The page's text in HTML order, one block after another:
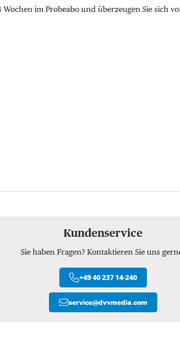
Wochen im Probeabo und überzeugen Sie sich
Kundenservice
Sie haben Fragen? Kontaktieren Sie uns
+49 40 237 14-240
service@dvvmedia.com